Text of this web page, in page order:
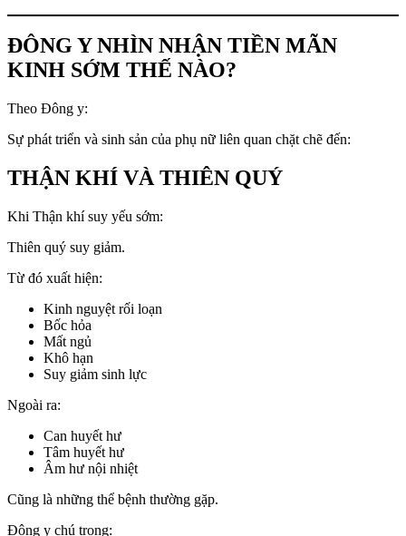
ĐÔNG Y NHÌN NHẬN TIỀN MÃN
KINH SỚM THẾ NÀO?
Theo Đông y:
Sự phát triển và sinh sản của phụ nữ liên quan chặt chẽ đến:
THẬN KHÍ VÀ THIÊN QUÝ
Khi Thận khí suy yếu sớm:
Thiên quý suy giảm.
Từ đó xuất hiện:
Kinh nguyệt rối loạn
Bốc hỏa
Mất ngủ
Khô hạn
Suy giảm sinh lực
Ngoài ra:
Can huyết hư
Tâm huyết hư
Âm hư nội nhiệt
Cũng là những thể bệnh thường gặp.
Đông y chú trọng: